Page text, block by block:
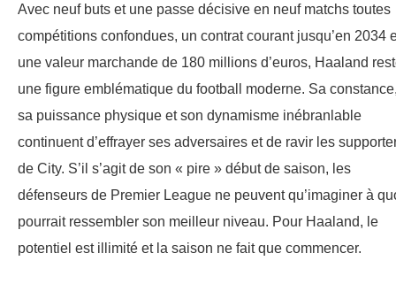
Avec neuf buts et une passe décisive en neuf matchs toutes
compétitions confondues, un contrat courant jusqu’en 2034
une valeur marchande de 180 millions d’euros, Haaland
une figure emblématique du football moderne. Sa
sa puissance physique et son dynamisme inébranlable
continuent d’effrayer ses adversaires et de ravir les
de City. S’il s’agit de son « pire » début de saison, les
défenseurs de Premier League ne peuvent qu’imaginer à
pourrait ressembler son meilleur niveau. Pour Haaland, le
potentiel est illimité et la saison ne fait que commencer.